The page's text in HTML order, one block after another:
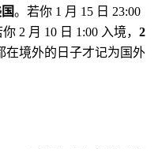
。若你 1 月 15 日 23:00
你 2 月 10 日 1:00 入境， 2
在境外的日子才记为国外